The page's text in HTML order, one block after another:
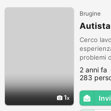
1
Brugine
Autista
Cerco
problemi
al
Con
2 anni fa
283